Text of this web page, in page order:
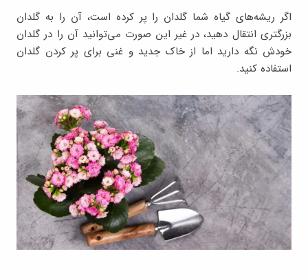
اگر ریشه‌های گیاه شما گلدان را پر کرده است، آن را به گلدان
بزرگتری انتقال دهید، در غیر این صورت می‌توانید آن را در گلدان
خودش نگه دارید اما از خاک جدید و غنی برای پر کردن گلدان
استفاده کنید.